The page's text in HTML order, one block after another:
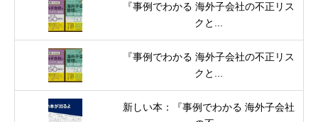
『事例でわかる 海外子会社の不正リス
クと...
『事例でわかる 海外子会社の不正リス
クと...
新しい本：『事例でわかる 海外子会社